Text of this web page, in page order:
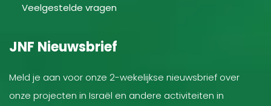
Veelgestelde vragen
JNF Nieuwsbrief
Meld je aan voor onze 2-wekelijkse nieuwsbrief over
onze projecten in Israël en andere activiteiten in